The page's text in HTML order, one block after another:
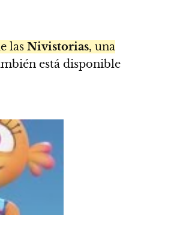
las Nivistorias, una
está disponible